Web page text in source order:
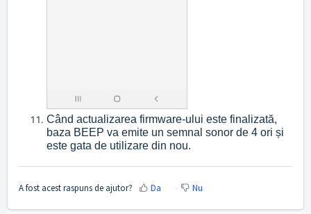
Când actualizarea firmware-ului este finalizată,
baza BEEP va emite un semnal sonor de 4 ori și
este gata de utilizare din nou.
A fost acest raspuns de ajutor? Da Nu